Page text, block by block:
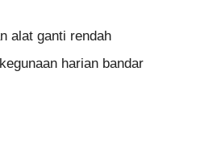
alat ganti rendah
harian bandar